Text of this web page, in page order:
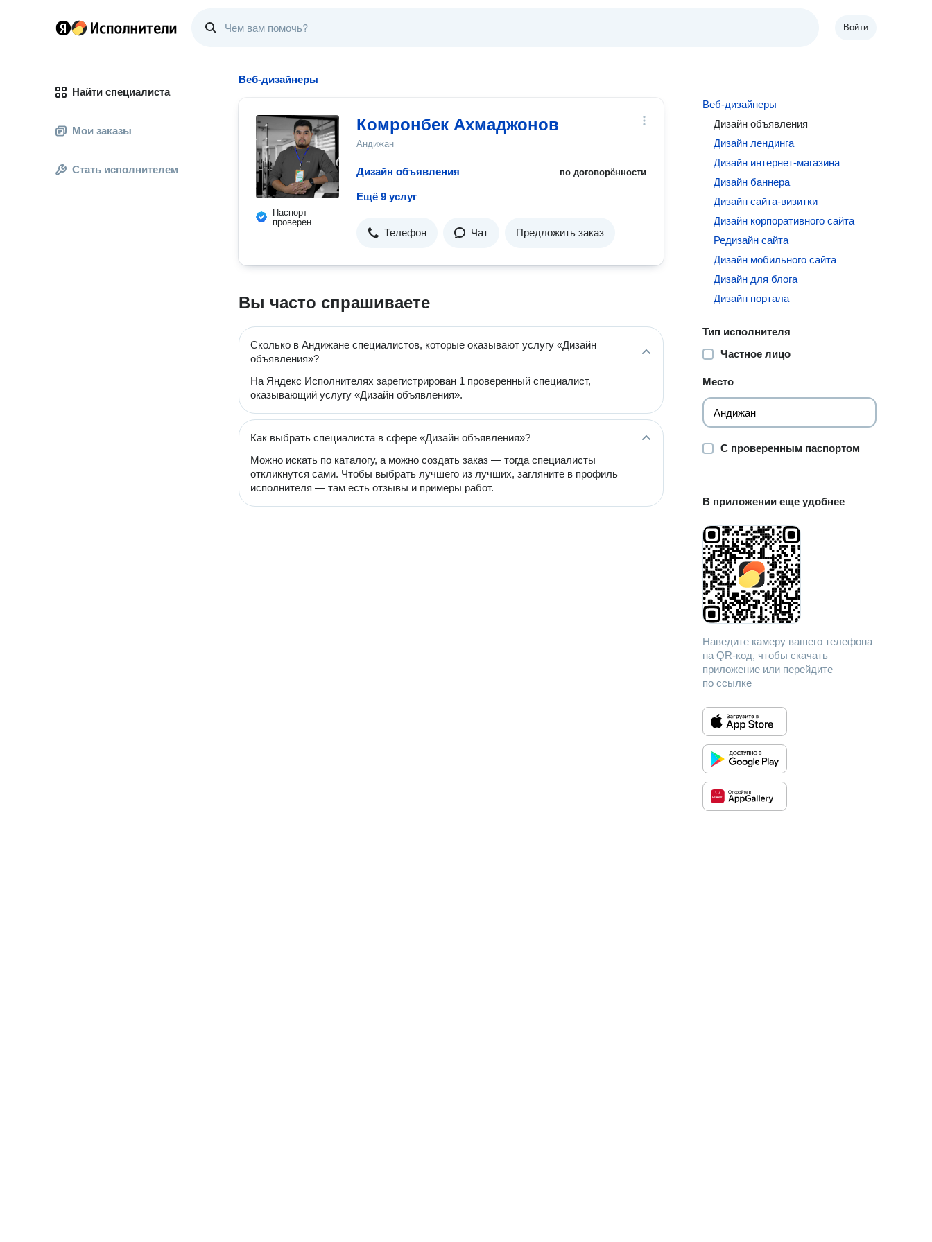
Войти
Найти специалиста
Мои заказы
Стать исполнителем
Веб-дизайнеры
Паспорт
проверен
Комронбек Ахмаджонов
Андижан
Дизайн объявления по договорённости
Ещё 9 услуг
Телефон Чат Предложить заказ
Вы часто спрашиваете
Сколько в Андижане специалистов, которые оказывают услугу «Дизайн
объявления»?
На Яндекс Исполнителях зарегистрирован 1 проверенный специалист,
оказывающий услугу «Дизайн объявления».
Как выбрать специалиста в сфере «Дизайн объявления»?
Можно искать по каталогу, а можно создать заказ — тогда специалисты
откликнутся сами. Чтобы выбрать лучшего из лучших, загляните в профиль
исполнителя — там есть отзывы и примеры работ.
Веб-дизайнеры
Дизайн объявления
Дизайн лендинга
Дизайн интернет-магазина
Дизайн баннера
Дизайн сайта-визитки
Дизайн корпоративного сайта
Редизайн сайта
Дизайн мобильного сайта
Дизайн для блога
Дизайн портала
Тип исполнителя
Частное лицо
Место
С проверенным паспортом
В приложении еще удобнее
Наведите камеру вашего телефона
на QR-код, чтобы скачать
приложение или перейдите
по ссылке